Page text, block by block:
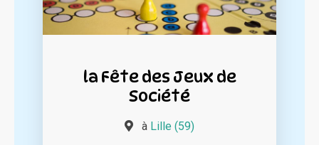
la Fête des Jeux de
Société
à Lille (59)